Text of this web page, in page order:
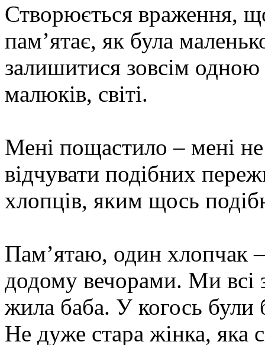
Створюється враження,
пам’ятає, як була
залишитися зовсім
малюків, світі.
Мені пощастило – мені
відчувати подібних
хлопців, яким щось
Пам’ятаю, один хлопчак
додому вечорами. Ми всі
жила баба. У когось були
Не дуже стара жінка, яка